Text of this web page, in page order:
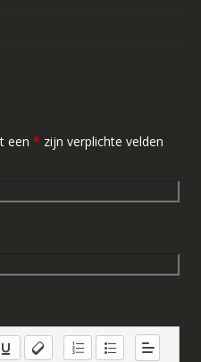
een * zijn verplichte velden